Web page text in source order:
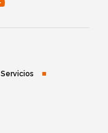
Servicios